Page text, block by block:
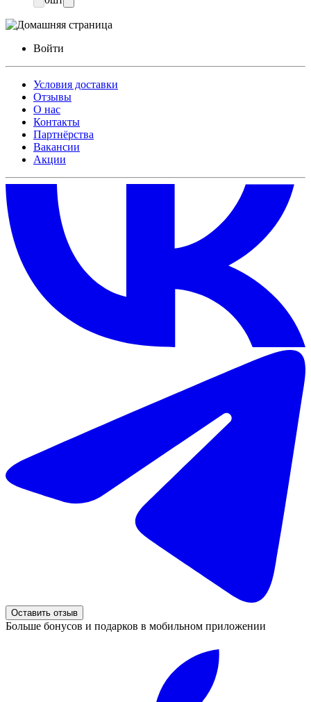
Войти
Условия доставки
Отзывы
О нас
Контакты
Партнёрства
Вакансии
Акции
Оставить отзыв
Больше бонусов и подарков в мобильном приложении